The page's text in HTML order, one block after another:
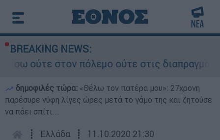
BREAKING NEWS:
στον πόλεμο ούτε στις διαπραγματεύσεις»
δημοφιλές τώρα: «Θέλω τον πατέρα μου»: 27χρονη
παρέσυρε νύφη λίγες ώρες μετά το γάμο της και ζητούσε
να πάει σπίτι...
┋ Ελλάδα ┋ 11.10.2020 21:30